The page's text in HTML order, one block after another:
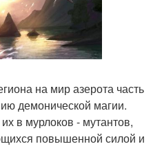
на мир азерота часть
демонической магии.
в мурлоков - мутантов,
повышенной силой и